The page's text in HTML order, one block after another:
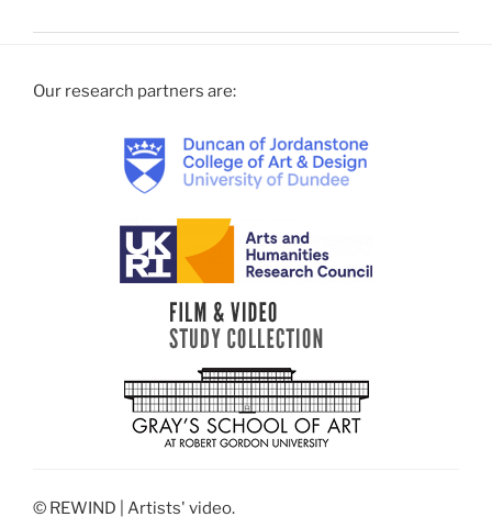
Our research partners are:
© REWIND | Artists' video.